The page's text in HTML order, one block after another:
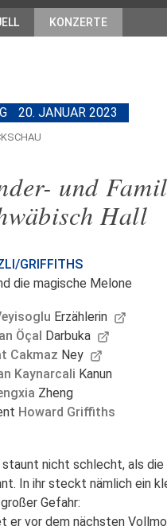
KONZERTE
20. JANUAR 2023
und
Hall
GRIFFITHS
die magische Melone
Erzählerin
Öçal Darbuka
Cakmaz Ney
Kaynarcali Kanun
Zheng
Howard Griffiths
staunt nicht schlecht, als
In ihr steckt nämlich ein
Gefahr:
er vor dem nächsten